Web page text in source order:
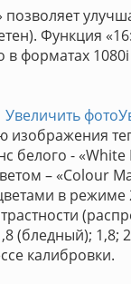
Функция
в форматах
Увеличить фото
белого -
– «Colour
в
1,8;
калибровки.